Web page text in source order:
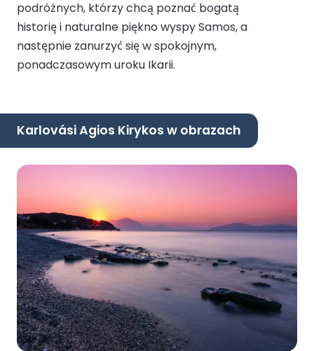
podróżnych, którzy chcą poznać bogatą
historię i naturalne piękno wyspy Samos, a
następnie zanurzyć się w spokojnym,
ponadczasowym uroku Ikarii.
Karlovási Agios Kirykos w obrazach